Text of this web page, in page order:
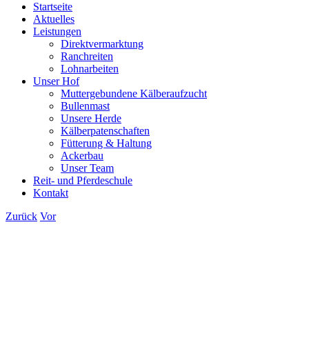
Startseite
Aktuelles
Leistungen
Direktvermarktung
Ranchreiten
Lohnarbeiten
Unser Hof
Muttergebundene Kälberaufzucht
Bullenmast
Unsere Herde
Kälberpatenschaften
Fütterung & Haltung
Ackerbau
Unser Team
Reit- und Pferdeschule
Kontakt
Zurück Vor